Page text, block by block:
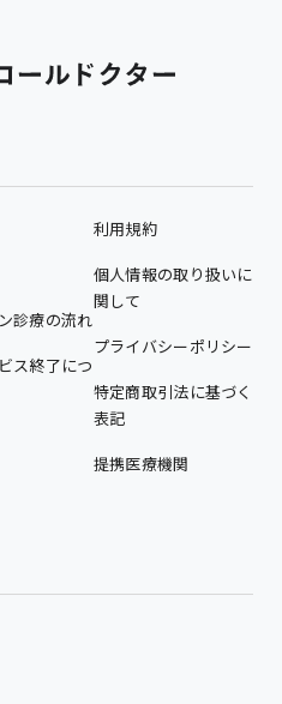
診療の流れ
ス終了につ
利用規約
個人情報の取り扱いに
関して
プライバシーポリシー
特定商取引法に基づく
表記
提携医療機関